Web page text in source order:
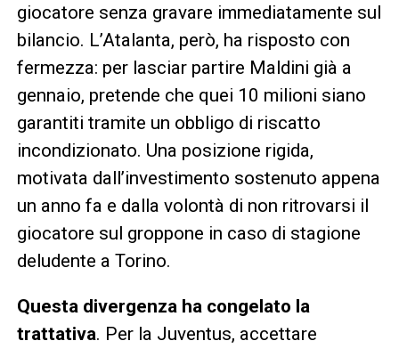
giocatore senza gravare immediatamente sul
bilancio. L’Atalanta, però, ha risposto con
fermezza: per lasciar partire Maldini già a
gennaio, pretende che quei 10 milioni siano
garantiti tramite un obbligo di riscatto
incondizionato. Una posizione rigida,
motivata dall’investimento sostenuto appena
un anno fa e dalla volontà di non ritrovarsi il
giocatore sul groppone in caso di stagione
deludente a Torino.
Questa divergenza ha congelato la
trattativa. Per la Juventus, accettare